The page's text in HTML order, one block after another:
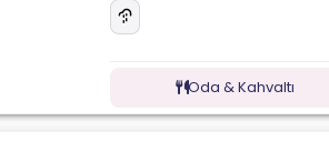
Oda & Kahvaltı